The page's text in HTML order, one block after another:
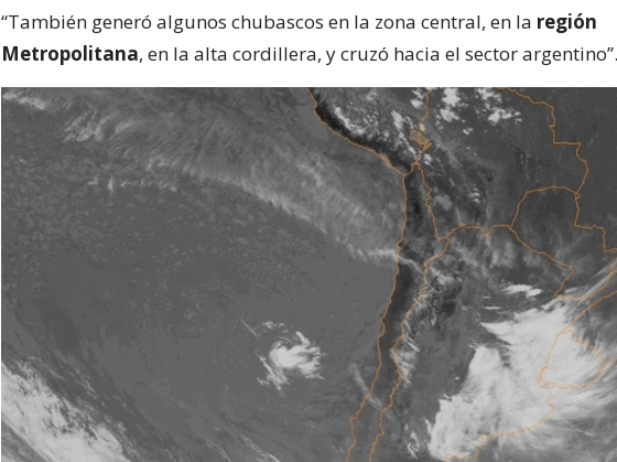
“También generó algunos chubascos en la zona central, en la región
Metropolitana, en la alta cordillera, y cruzó hacia el sector argentino”.